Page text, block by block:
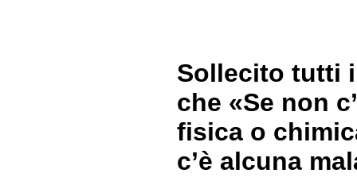
Sollecito tutti
che «Se non
fisica o
c’è alcuna